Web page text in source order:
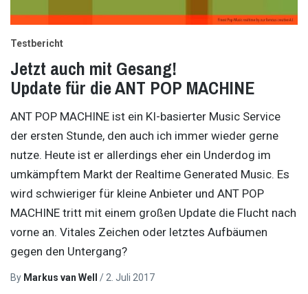
Testbericht
Jetzt auch mit Gesang!
Update für die ANT POP MACHINE
ANT POP MACHINE ist ein KI-basierter Music Service
der ersten Stunde, den auch ich immer wieder gerne
nutze. Heute ist er allerdings eher ein Underdog im
umkämpftem Markt der Realtime Generated Music. Es
wird schwieriger für kleine Anbieter und ANT POP
MACHINE tritt mit einem großen Update die Flucht nach
vorne an. Vitales Zeichen oder letztes Aufbäumen
gegen den Untergang?
By Markus van Well /2. Juli 2017